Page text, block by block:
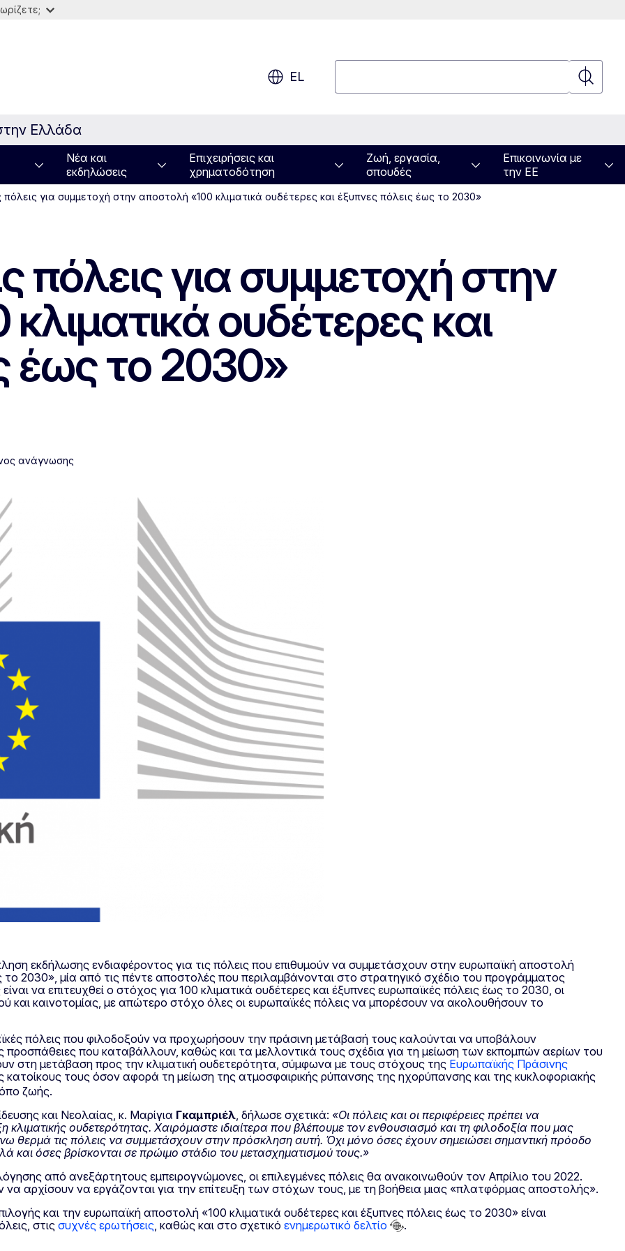
EL
Ελλάδα
Νέα και
εκδηλώσεις
Επιχειρήσεις και
χρηματοδότηση
Ζωή, εργασία,
σπουδές
Επικοινωνία με
την ΕΕ
για συμμετοχή στην αποστολή «100 κλιματικά ουδέτερες και έξυπνες πόλεις έως το 2030»
πόλεις για συμμετοχή στην
ουδέτερες και
έως το 2030»
ανάγνωσης
εκδήλωσης ενδιαφέροντος για τις πόλεις που επιθυμούν να συμμετάσχουν στην ευρωπαϊκή αποστολή
το 2030», μία από τις πέντε αποστολές που περιλαμβάνονται στο στρατηγικό σχέδιο του προγράμματος
να επιτευχθεί ο στόχος για 100 κλιματικά ουδέτερες και έξυπνες ευρωπαϊκές πόλεις έως το 2030, οι
και καινοτομίας, με απώτερο στόχο όλες οι ευρωπαϊκές πόλεις να μπορέσουν να ακολουθήσουν το
πόλεις που φιλοδοξούν να προχωρήσουν την πράσινη μετάβασή τους καλούνται να υποβάλουν
προσπάθειες που καταβάλλουν, καθώς και τα μελλοντικά τους σχέδια για τη μείωση των εκπομπών αερίων του
στη μετάβαση προς την κλιματική ουδετερότητα, σύμφωνα με τους στόχους της Ευρωπαϊκής Πράσινης
τους όσον αφορά τη μείωση της ατμοσφαιρικής ρύπανσης της ηχορύπανσης και της κυκλοφοριακής
ζωής.
και Νεολαίας, κ. Μαρίγια Γκαμπριέλ , δήλωσε σχετικά: «Οι πόλεις και οι περιφέρειες πρέπει να
κλιματικής ουδετερότητας. Χαιρόμαστε ιδιαίτερα που βλέπουμε τον ενθουσιασμό και τη φιλοδοξία που μας
θερμά τις πόλεις να συμμετάσχουν στην πρόσκληση αυτή. Όχι μόνο όσες έχουν σημειώσει σημαντική πρόοδο
και όσες βρίσκονται σε πρώιμο στάδιο του μετασχηματισμού τους.»
από ανεξάρτητους εμπειρογνώμονες, οι επιλεγμένες πόλεις θα ανακοινωθούν τον Απρίλιο του 2022.
να αρχίσουν να εργάζονται για την επίτευξη των στόχων τους, με τη βοήθεια μιας «πλατφόρμας αποστολής».
και την ευρωπαϊκή αποστολή «100 κλιματικά ουδέτερες και έξυπνες πόλεις έως το 2030» είναι
στις συχνές ερωτήσεις , καθώς και στο σχετικό ενημερωτικό δελτίο .